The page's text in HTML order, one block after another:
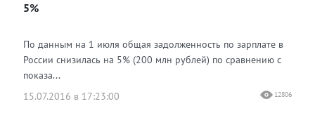
5%
По данным на 1 июля общая задолженность по зарплате в
России снизилась на 5% (200 млн рублей) по сравнению с
показа...
15.07.2016 в 17:23:00
12806